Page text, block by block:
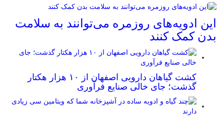
این ادویه‌های روزمره می‌توانند به سلامت
بدن کمک کنند
کشت گیاهان دارویی اصفهان از ۱۰ هزار هکتار
گذشت؛ جای خالی صنایع فرآوری